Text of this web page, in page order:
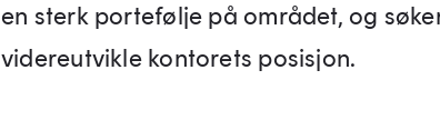
en sterk portefølje på området, og
videreutvikle kontorets posisjon.